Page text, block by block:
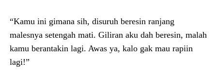
“Kamu ini gimana sih, disuruh beresin ranjang
malesnya setengah mati. Giliran aku dah beresin, malah
kamu berantakin lagi. Awas ya, kalo gak mau rapiin
lagi!”